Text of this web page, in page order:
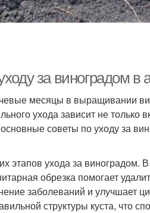
за виноградом в
месяцы в выращивании
ухода зависит не
советы по уходу за
этапов ухода за виноградом.
обрезка помогает
заболеваний и улучшает
структуры куста, что